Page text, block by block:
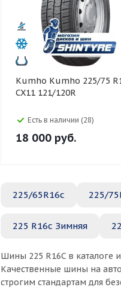
Kumho Kumho 225/75 R16C
CX11 121/120R
Есть в наличии (28)
18 000 руб.
225/65R16c 225/
225 R16c Зимняя
Шины 225 R16C в
Качественные шины на
строгим стандартам для